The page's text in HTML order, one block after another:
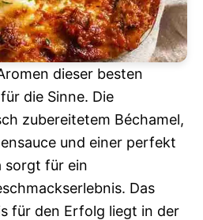
dieser besten
die Sinne. Die
zubereitetem Béchamel,
und einer perfekt
sorgt für ein
Das
für den Erfolg liegt in der